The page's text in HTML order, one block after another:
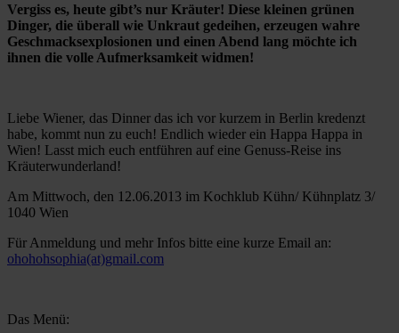
Vergiss es, heute gibt’s nur Kräuter! Diese kleinen grünen
Dinger, die überall wie Unkraut gedeihen, erzeugen wahre
Geschmacksexplosionen und einen Abend lang möchte ich
ihnen die volle Aufmerksamkeit widmen!
Liebe Wiener, das Dinner das ich vor kurzem in Berlin kredenzt
habe, kommt nun zu euch! Endlich wieder ein Happa Happa in
Wien! Lasst mich euch entführen auf eine Genuss-Reise ins
Kräuterwunderland!
Am Mittwoch, den 12.06.2013 im Kochklub Kühn/ Kühnplatz 3/
1040 Wien
Für Anmeldung und mehr Infos bitte eine kurze Email an:
ohohohsophia(at)gmail.com
Das Menü: